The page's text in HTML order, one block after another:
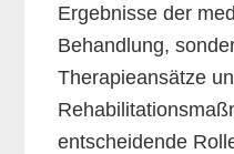
Ergebnisse der
Behandlung,
Therapieansätze
entscheidende